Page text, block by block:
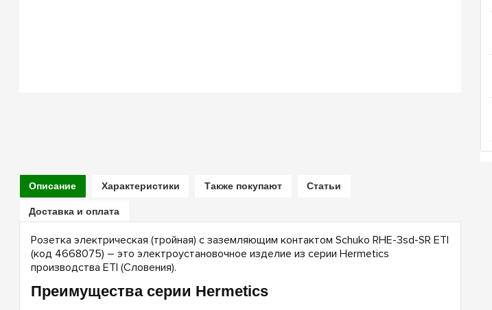
Описание Характеристики Также покупают Статьи
Доставка и оплата
Розетка электрическая (тройная) с заземляющим контактом Schuko RHE-3sd-SR ETI
(код 4668075) – это электроустановочное изделие из серии Hermetics
производства ETI (Словения).
Преимущества серии Hermetics